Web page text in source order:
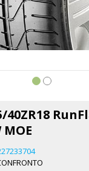
40ZR18
MOE